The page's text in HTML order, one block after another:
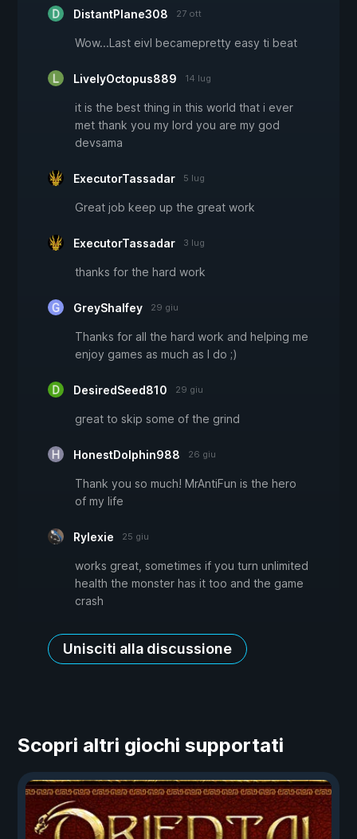
DistantPlane308 27 ott
Wow...Last eivl becamepretty easy ti beat
LivelyOctopus889 14 lug
it is the best thing in this world that i ever
met thank you my lord you are my god
devsama
ExecutorTassadar 5 lug
Great job keep up the great work
ExecutorTassadar 3 lug
thanks for the hard work
GreyShalfey 29 giu
Thanks for all the hard work and helping me
enjoy games as much as l do ;)
DesiredSeed810 29 giu
great to skip some of the grind
HonestDolphin988 26 giu
Thank you so much! MrAntiFun is the hero
of my life
Rylexie 25 giu
works great, sometimes if you turn unlimited
health the monster has it too and the game
crash
Unisciti alla discussione
Scopri altri giochi supportati